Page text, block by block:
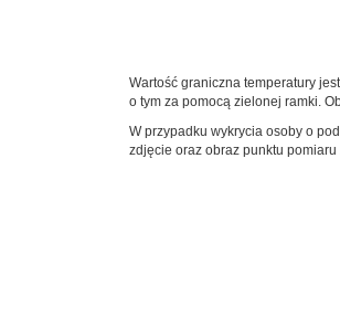
Wartość graniczna temperatury
o tym za pomocą zielonej ramki.
W przypadku wykrycia osoby o
zdjęcie oraz obraz punktu